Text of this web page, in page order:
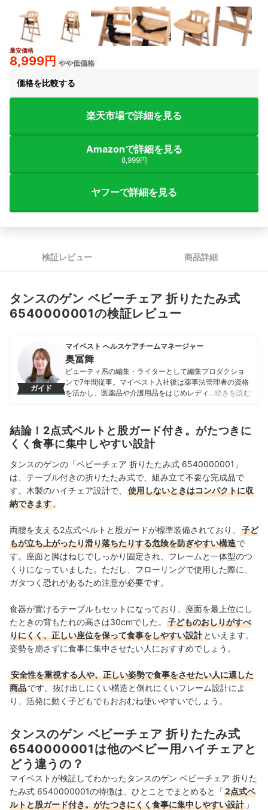
最安価格
8,999円 やや低価格
価格を比較する
楽天市場で詳細を見る
Amazonで詳細を見る
8,999円
ヤフーで詳細を見る
検証レビュー 商品詳細
タンスのゲン ベビーチェア 折りたたみ式
6540000001の検証レビュー
ガイド
マイベスト へルスケアチームマネージャー
奥冨舞
ビューティ系の編集・ライターとして編集プロダクショ
ンで7年間従事。マイベスト入社後は薬事法管理者の資格
を活かし、医薬品や介護用品をはじめレディースインナ
奥冨舞のプロフィール
…続きを読む
結論！2点式ベルトと股ガード付き。がたつきに
くく食事に集中しやすい設計
タンスのゲンの「ベビーチェア 折りたたみ式 6540000001」
は、テーブル付きの折りたたみ式で、組み立て不要な完成品で
す。木製のハイチェア設計で、
使用しないときはコンパクトに収
納できます 。
両腰を支える2点式ベルトと股ガードが標準装備されており、
子ど
もが立ち上がったり滑り落ちたりする危険を防ぎやすい構造で
す。座面と脚はねじでしっかり固定され、フレームと一体型のつ
くりになっていました。ただし、フローリングで使用した際に、
ガタつく恐れがあるため注意が必要です。
食器が置けるテーブルもセットになっており、座面を最上位にし
たときの背もたれの高さは30cmでした。
子どものおしりがすべ
りにくく、正しい座位を保って食事をしやすい設計 といえます。
姿勢を崩さずに食事に集中させたい人におすすめでしょう。
安全性を重視する人や、正しい姿勢で食事をさせたい人に適した
商品です。抜け出しにくい構造と倒れにくいフレーム設計によ
り、活発に動く子どもでもおおむね使いやすいでしょう。
タンスのゲン ベビーチェア 折りたたみ式
6540000001は他のベビー用ハイチェアと
どう違うの？
マイベストが検証してわかったタンスのゲン ベビーチェア 折りた
たみ式 6540000001の特徴は、ひとことでまとめると「2点式ベ
ルトと股ガード付き。がたつきにくく食事に集中しやすい設計 」